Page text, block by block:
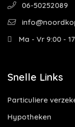
06-50252089
Ma - Vr 9:00 -
Snelle Links
Particuliere
Hypotheken